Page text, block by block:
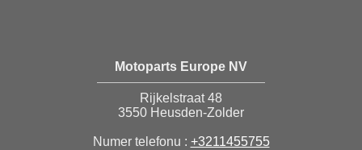
Motoparts Europe NV
Rijkelstraat 48
3550 Heusden-Zolder
Numer telefonu : +3211455755